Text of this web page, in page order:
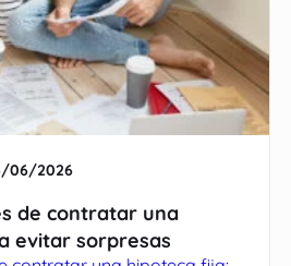
06/2026
de contratar una
evitar sorpresas